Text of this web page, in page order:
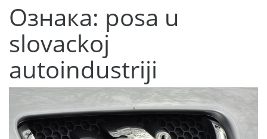
Ознака: posa u
slovackoj
autoindustriji